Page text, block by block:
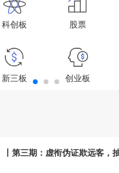
科创板 股票
新三板 创业板